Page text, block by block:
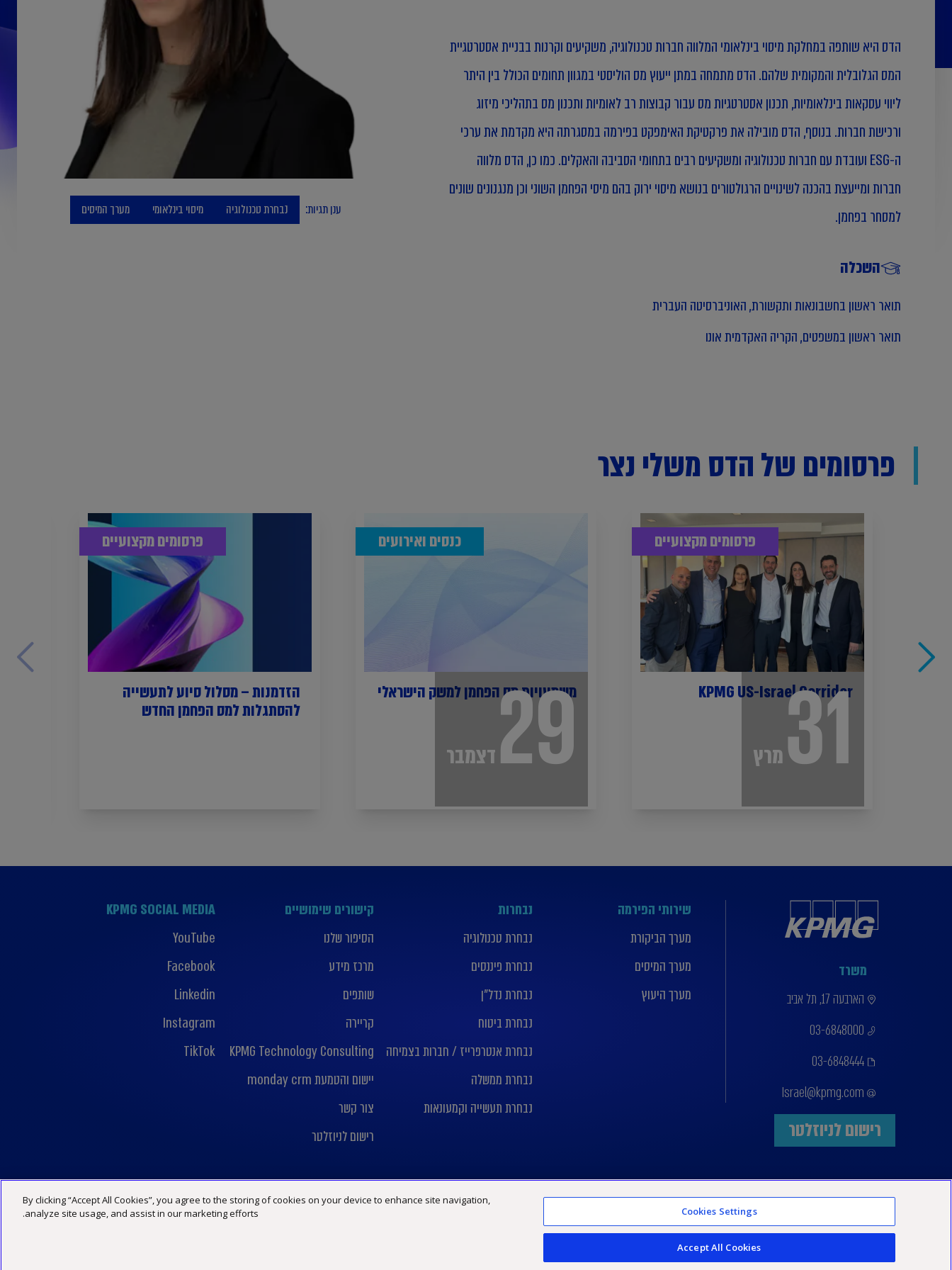
הדס היא שותפה במחלקת מיסוי בינלאומי המלווה חברות טכנולוגיה, משקיעים וקרנות בבניית אסטרטגיית
המס הגלובלית והמקומית שלהם. הדס מתמחה במתן ייעוץ מס הוליסטי במגוון תחומים הכולל בין היתר
ליווי עסקאות בינלאומיות, תכנון אסטרטגיות מס עבור קבוצות רב לאומיות ותכנון מס בתהליכי מיזוג
ורכישת חברות. בנוסף, הדס מובילה את פרקטיקת האימפקט בפירמה במסגרתה היא מקדמת את ערכי
ה-ESG ועובדת עם חברות טכנולוגיה ומשקיעים רבים בתחומי הסביבה והאקלים. כמו כן, הדס מלווה
חברות ומייעצת בהכנה לשינויים הרגולטורים בנושא מיסוי ירוק בהם מיסי הפחמן השוני וכן מנגנונים שונים
למסחר בפחמן.
השכלה
תואר ראשון בחשבונאות ותקשורת, האוניברסיטה העברית
תואר ראשון במשפטים, הקריה האקדמית אונו
ענן תגיות: נבחרת טכנולוגיה מיסוי בינלאומי מערך המיסים
פרסומים של הדס משלי נצר
31מרץ
פרסומים מקצועיים
KPMG US-Israel Corridor
29דצמבר
כנסים ואירועים
משמעויות מס הפחמן למשק הישראלי
פרסומים מקצועיים
הזדמנות – מסלול סיוע לתעשייה
להסתגלות למס הפחמן החדש
משרד
הארבעה 17, תל אביב
03-6848000
03-6848444
Israel@kpmg.com
רישום לניוזלטר
שירותי הפירמה
מערך הביקורת
מערך המיסים
מערך היעוץ
נבחרות
נבחרת טכנולוגיה
נבחרת פיננסים
נבחרת נדל”ן
נבחרת ביטוח
נבחרת אנטרפרייז / חברות בצמיחה
נבחרת ממשלה
נבחרת תעשייה וקמעונאות
קישורים שימושיים
הסיפור שלנו
מרכז מידע
שותפים
קריירה
KPMG Technology Consulting
יישום והטמעת monday crm
צור קשר
רישום לניוזלטר
KPMG SOCIAL MEDIA
YouTube
Facebook
Linkedin
Instagram
TikTok
מדיניות פרטיות הצהרת נגישות תנאי האתר
By clicking “Accept All Cookies”, you agree to the storing of cookies on your device to enhance site navigation,
analyze site usage, and assist in our marketing efforts.
Cookies Settings
Accept All Cookies